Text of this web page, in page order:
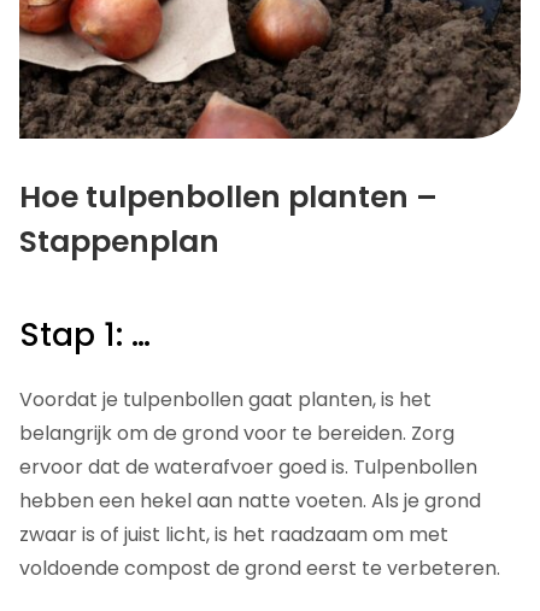
Hoe tulpenbollen planten –
Stappenplan
Stap 1: …
Voordat je tulpenbollen gaat planten, is het
belangrijk om de grond voor te bereiden. Zorg
ervoor dat de waterafvoer goed is. Tulpenbollen
hebben een hekel aan natte voeten. Als je grond
zwaar is of juist licht, is het raadzaam om met
voldoende compost de grond eerst te verbeteren.